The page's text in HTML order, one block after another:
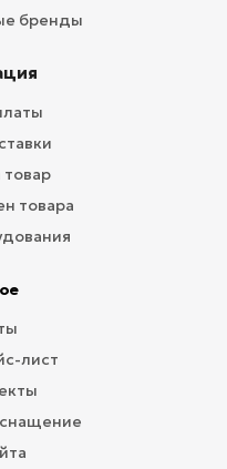
бренды
товар
товара
лист